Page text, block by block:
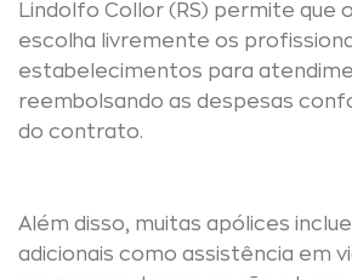
Lindolfo Collor (RS) permite que
escolha livremente os
estabelecimentos para
reembolsando as despesas
do contrato.
Além disso, muitas apólices
adicionais como assistência em